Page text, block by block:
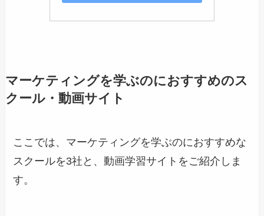
マーケティングを学ぶのにおすすめのス
クール・動画サイト
ここでは、マーケティングを学ぶのにおすすめな
スクールを3社と、動画学習サイトをご紹介しま
す。